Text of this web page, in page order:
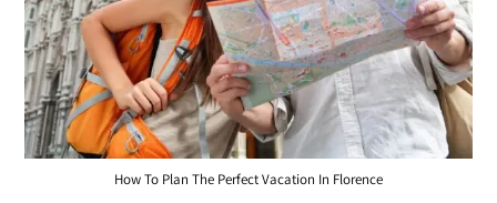
How To Plan The Perfect Vacation In Florence